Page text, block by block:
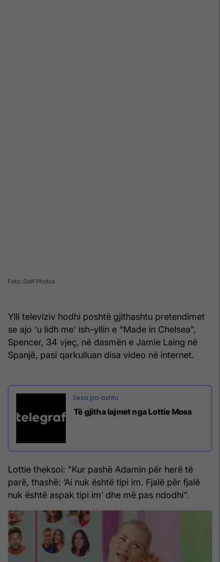
Foto: Golf Photos
Ylli televiziv hodhi poshtë gjithashtu pretendimet
se ajo 'u lidh me' ish-yllin e “Made in Chelsea”,
Spencer, 34 vjeç, në dasmën e Jamie Laing në
Spanjë, pasi qarkulluan disa video në internet.
Të gjitha lajmet nga Lottie Moss
Lottie theksoi: "Kur pashë Adamin për herë të
parë, thashë: ‘Ai nuk është tipi im. Fjalë për fjalë
nuk është aspak tipi im’ dhe më pas ndodhi”.